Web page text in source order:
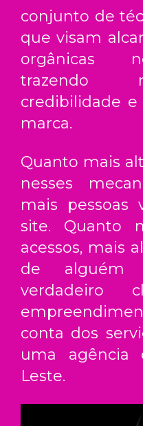
conjunto de
que visam
orgânicas
trazendo
credibilidade
marca.
Quanto mais
nesses
mais pessoas
site. Quanto
acessos, mais
de
verdadeiro
conta dos
uma agência
Leste.